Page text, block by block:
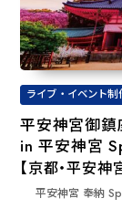
ライブ・イベント制
平安神宮御
in 平安神宮
【京都・平安神
平安神宮 奉納